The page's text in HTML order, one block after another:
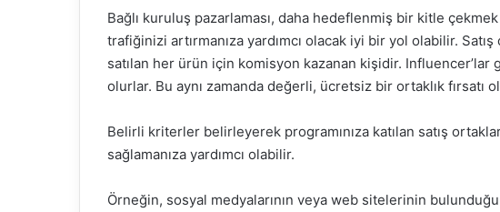
Bağlı kuruluş pazarlaması, daha hedeflenmiş bir kitle
trafiğinizi artırmanıza yardımcı olacak iyi bir yol olabilir. Satış
satılan her ürün için komisyon kazanan kişidir.
olurlar. Bu aynı zamanda değerli, ücretsiz bir ortaklık fırsatı
Belirli kriterler belirleyerek programınıza katılan satış
sağlamanıza yardımcı olabilir.
Örneğin, sosyal medyalarının veya web sitelerinin